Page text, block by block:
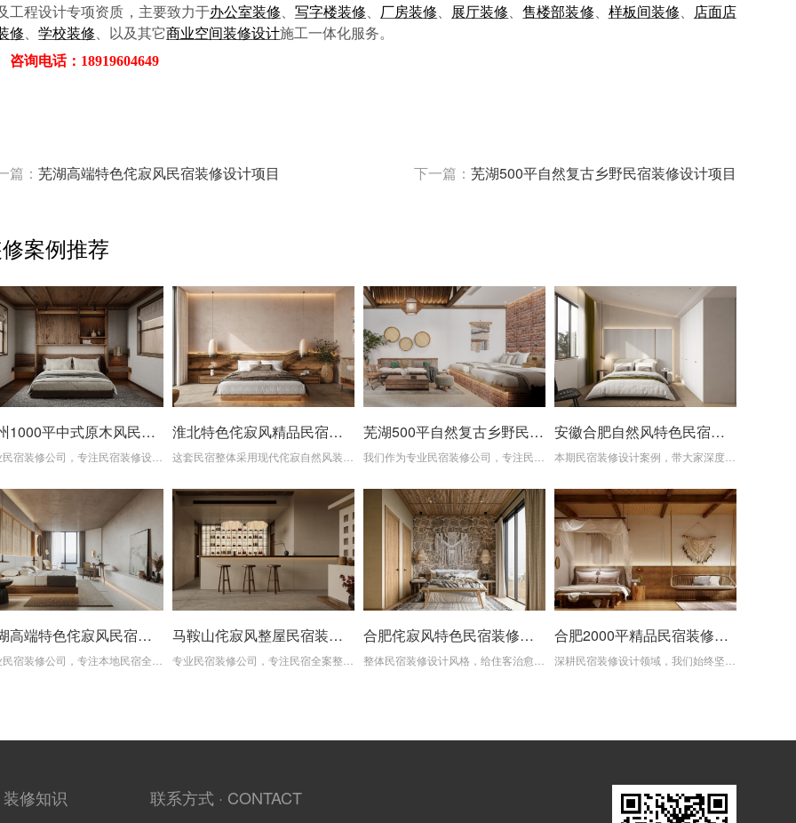
工程设计专项资质，主要致力于办公室装修、 写字楼装修、 厂房装修、 展厅装修、售楼部装修、 样板间装修、
店面店
修、学校装修、以及其它商业空间装修设计施工一体化服务。
咨询电话：18919604649
篇：芜湖高端特色侘寂风民宿装修设计项目 下一篇： 芜湖500平自然复古乡野民宿装修设计项目
案例推荐
滁州1000平中式原木风民宿装修设计项目
专业民宿装修公司，专注民宿装修设计、旧房改造、全案整装一站式服务，从风格规划、材料甄选、精工施工到软装交付全程把控，助力打造差异化、高口碑的出圈网红民宿。
淮北特色侘寂风精品民宿装修设计项目
这套民宿整体采用现代侘寂自然风装修设计，摒弃繁杂冗余的装饰，以原生质朴的基调，营造远离城市喧嚣、松弛治愈的度假氛围，非常适合高端精品民宿、山野度假民宿打造。
芜湖500平自然复古乡野民宿装修设计项目
我们作为专业民宿装修公司，专注民宿装修设计、乡村旧房改造、民宿全案整装，从风格定位、材料甄选、精工施工到软装一站式落地，帮您打造差异化、长久保值的网红特色民宿。
安徽合肥自然风特色民宿装修设计项目
本期民宿装修设计案例，带大家深度赏析这套氛围感拉满的侘寂自然风民宿。作为专业民宿装修公司，我们始终认为，一间能持续引流、收获满满好评的民宿。
芜湖高端特色侘寂风民宿装修设计项目 马鞍山侘寂风整屋民宿装修设计项目 合肥侘寂风特色民宿装修设计项目 合肥2000平精品民宿装修设计项目
装修知识 联系方式 · CONTACT